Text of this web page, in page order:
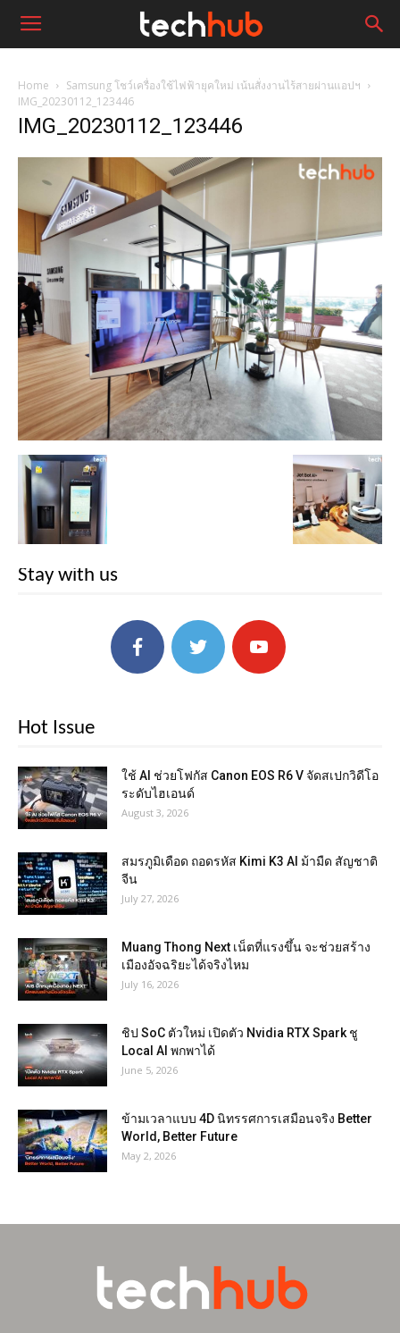
Home
Samsung โชว์เครื่องใช้ไฟฟ้ายุคใหม่ เน้นสั่งงานไร้สายผ่านแอปฯ
IMG_20230112_123446
IMG_20230112_123446
Stay with us
Hot Issue
ใช้ AI ช่วยโฟกัส Canon EOS R6 V จัดสเปกวิดีโอ
ระดับไฮเอนด์
August 3, 2026
สมรภูมิเดือด ถอดรหัส Kimi K3 AI ม้ามืด สัญชาติ
จีน
July 27, 2026
Muang Thong Next เน็ตที่แรงขึ้น จะช่วยสร้าง
เมืองอัจฉริยะได้จริงไหม
July 16, 2026
ชิป SoC ตัวใหม่ เปิดตัว Nvidia RTX Spark ชู
Local AI พกพาได้
June 5, 2026
ข้ามเวลาแบบ 4D นิทรรศการเสมือนจริง Better
World, Better Future
May 2, 2026